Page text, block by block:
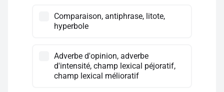
Comparaison, antiphrase, litote,
hyperbole
Adverbe d'opinion, adverbe
d'intensité, champ lexical péjoratif,
champ lexical mélioratif